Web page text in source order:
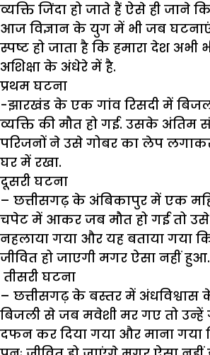
व्यक्ति जिंदा हो जाते हैं ऐसे ही जाने
आज विज्ञान के युग में भी जब घटनाएं
स्पष्ट हो जाता है कि हमारा देश अभी
अशिक्षा के अंधेरे में है.
प्रथम घटना
-झारखंड के एक गांव रिसदी में
व्यक्ति की मौत हो गई. उसके अंतिम
परिजनों ने उसे गोबर का लेप
घर में रखा.
दूसरी घटना
– छत्तीसगढ़ के अंबिकापुर में एक
चपेट में आकर जब मौत हो गई तो
नहलाया गया और यह बताया गया
जीवित हो जाएगी मगर ऐसा नहीं हुआ.
तीसरी घटना
– छत्तीसगढ़ के बस्तर में
बिजली से जब मवेशी मर गए तो उन्हें
दफन कर दिया गया और माना